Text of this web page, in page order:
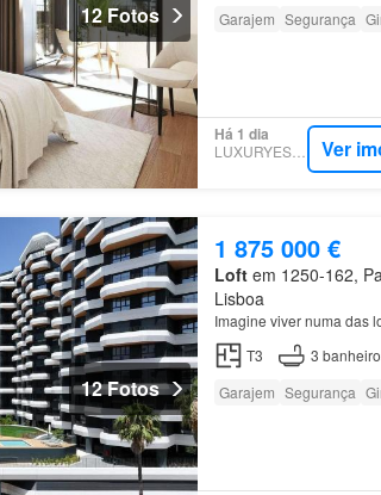
12 Fotos
Garajem Segurança
Há 1 dia
LUXURYESTATE Ver
12 Fotos
1 875 000 €
Loftem 1250-162,
Lisboa
Imagine viver numa das
T3
3
Garajem Segurança